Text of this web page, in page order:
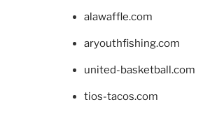
alawaffle.com
aryouthfishing.com
united-basketball.com
tios-tacos.com